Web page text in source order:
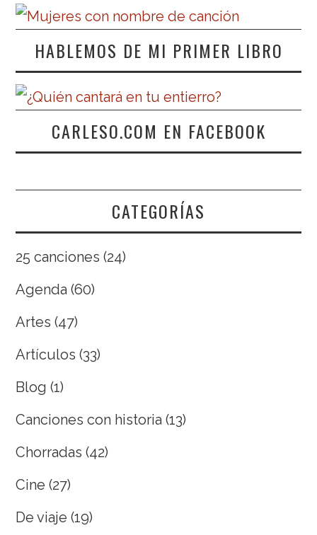
HABLEMOS DE MI PRIMER LIBRO
CARLESO.COM EN FACEBOOK
CATEGORÍAS
25 canciones (24)
Agenda (60)
Artes (47)
Artículos (33)
Blog (1)
Canciones con historia (13)
Chorradas (42)
Cine (27)
De viaje (19)